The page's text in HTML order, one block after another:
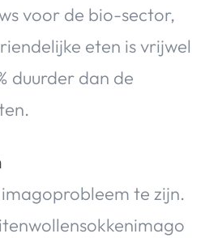
voor de bio-sector,
eten is vrijwel
duurder dan de
te zijn.